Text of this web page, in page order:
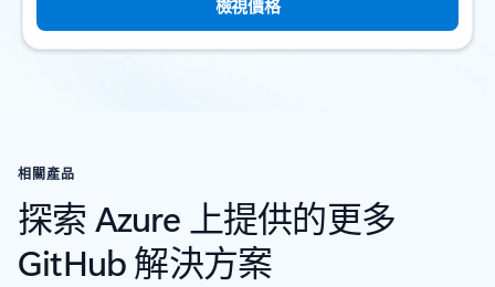
檢視價格
相關產品
探索 Azure 上提供的更多
GitHub 解決方案